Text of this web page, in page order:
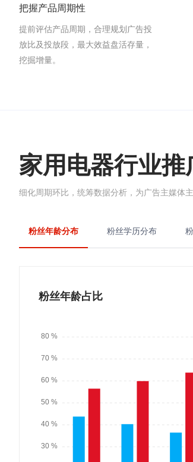
把握产品周期性
提前评估产品周期，合理规划广告投
放比及投放段，最大效益盘活存量，
挖掘增量。
家用电器行业
细化周期环比，统筹数据分析，为广告主媒体
粉丝年龄分布 粉丝学历分布
粉丝年龄占比